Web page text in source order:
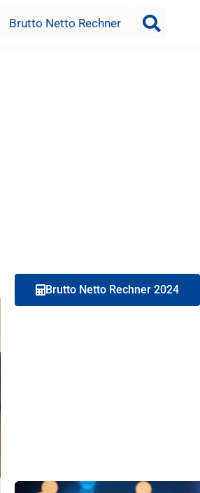
Brutto Netto Rechner
Brutto Netto Rechner 2024